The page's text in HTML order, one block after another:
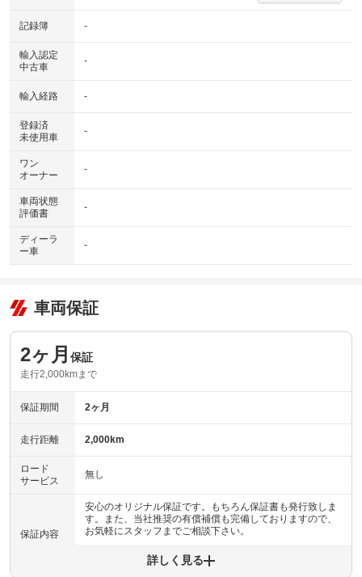
記録簿 -
輸入認定
中古車
-
輸入経路 -
登録済
未使用車
-
ワン
オーナー
-
車両状態
評価書
-
ディーラ
ー車
-
車両保証
2ヶ月 保証
走行2,000kmまで
保証期間 2ヶ月
走行距離 2,000km
ロード
サービス
無し
保証内容
安心のオリジナル保証です。もちろん保証書も発行致しま
す。また、当社推奨の有償補償も完備しておりますので、
お気軽にスタッフまでご相談下さい。
保証内容について問い合わせる
詳しく見る